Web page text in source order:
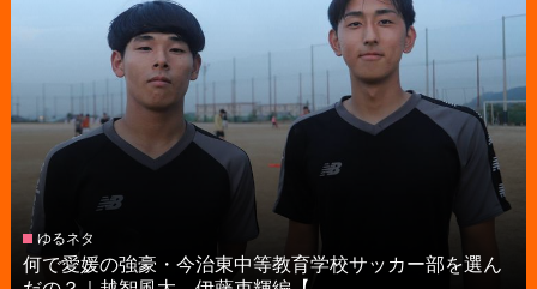
ゆるネタ
何で愛媛の強豪・今治東中等教育学校サッカー部を選ん